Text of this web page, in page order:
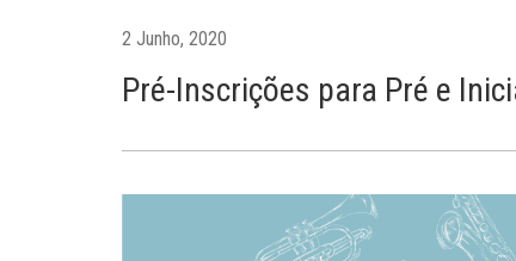
2 Junho, 2020
Pré-Inscrições para Pré e